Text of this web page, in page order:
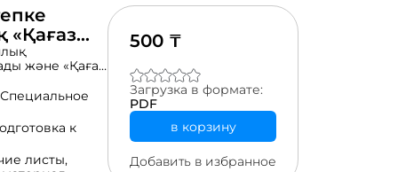
«Қағаз
және «Қағаз
қамтиды.
жасауды
түрлі
санын санап,
Специальное
к
листы,
500 ₸
Загрузка в формате:
PDF
в корзину
Добавить в избранное